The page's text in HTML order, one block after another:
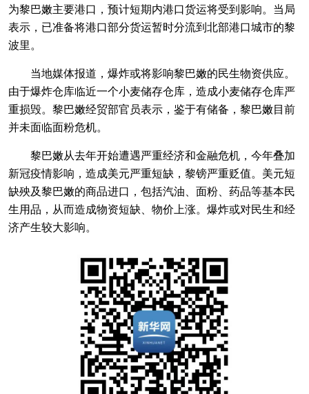
为黎巴嫩主要港口，预计短期内港口货运将受到影响。当局
表示，已准备将港口部分货运暂时分流到北部港口城市的黎
波里。
当地媒体报道，爆炸或将影响黎巴嫩的民生物资供应。
由于爆炸仓库临近一个小麦储存仓库，造成小麦储存仓库严
重损毁。黎巴嫩经贸部官员表示，鉴于有储备，黎巴嫩目前
并未面临面粉危机。
黎巴嫩从去年开始遭遇严重经济和金融危机，今年叠加
新冠疫情影响，造成美元严重短缺，黎镑严重贬值。美元短
缺殃及黎巴嫩的商品进口，包括汽油、面粉、药品等基本民
生用品，从而造成物资短缺、物价上涨。爆炸或对民生和经
济产生较大影响。